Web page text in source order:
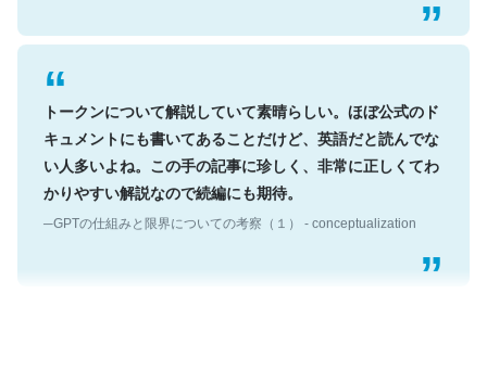
トークンについて解説していて素晴らしい。ほぼ公式のド
キュメントにも書いてあることだけど、英語だと読んでな
い人多いよね。この手の記事に珍しく、非常に正しくてわ
かりやすい解説なので続編にも期待。
─GPTの仕組みと限界についての考察（１） - conceptualization